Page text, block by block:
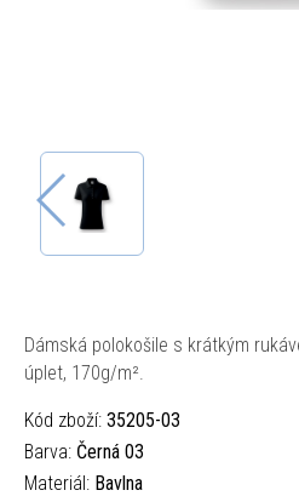
Dámská polokošile s krátkým
úplet, 170g/m².
Kód zboží: 35205-03
Barva: Černá 03
Materiál: Bavlna